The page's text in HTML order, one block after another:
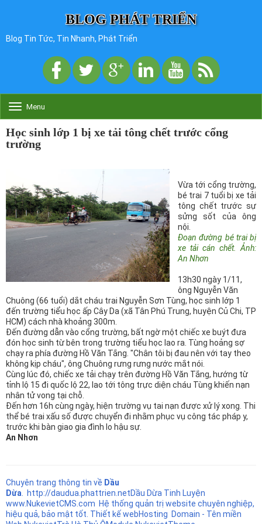
BLOG PHÁT TRIỂN
Blog Tin Tức, Tin Nhanh, Phát Triển
o
g
g
i
g
a
t
o
n
Menu
Học sinh lớp 1 bị xe tải tông chết trước cổng
trường
Vừa tới cổng trường,
bé trai 7 tuổi bị xe tải
tông chết trước sự
sửng sốt của ông
nội.
Đoạn đường bé trai bị
xe tải cán chết. Ảnh:
An Nhơn
13h30 ngày 1/11,
ông Nguyễn Văn
Chuông (66 tuổi) dắt cháu trai Nguyễn Sơn Tùng, học sinh lớp 1
đến trường tiểu học ấp Cây Da (xã Tân Phú Trung, huyện Củ Chi, TP
HCM) cách nhà khoảng 300m.
Đến đường dẫn vào cổng trường, bất ngờ một chiếc xe buýt đưa
đón học sinh từ bên trong trường tiểu học lao ra. Tùng hoảng sợ
chạy ra phía đường Hồ Văn Tắng. "Chân tôi bị đau nên với tay theo
không kịp cháu", ông Chuông rưng rưng nước mắt nói.
Cùng lúc đó, chiếc xe tải chạy trên đường Hồ Văn Tắng, hướng từ
tỉnh lộ 15 đi quốc lộ 22, lao tới tông trực diện cháu Tùng khiến nạn
nhân tử vong tại chỗ.
Đến hơn 16h cùng ngày, hiện trường vụ tai nạn được xử lý xong. Thi
thể bé trai xấu số được chuyển đi nhằm phục vụ công tác pháp y,
trước khi bàn giao gia đình lo hậu sự.
An Nhơn
Chuyên trang thông tin về Dầu
Dừa
http://daudua.phattrien.netDầu Dừa Tinh Luyện
www.NukevietCMS.com Hệ thống quản trị website chuyên nghiệp,
hiệu quả, bảo mật tốt. Thiết kế webHosting Domain - Tên miền